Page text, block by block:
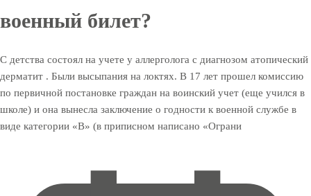
военный билет?
С детства состоял на учете у аллерголога с диагнозом атопический
дерматит . Были высыпания на локтях. В 17 лет прошел комиссию
по первичной постановке граждан на воинский учет (еще учился в
школе) и она вынесла заключение о годности к военной службе в
виде категории «В» (в приписном написано «Ограни